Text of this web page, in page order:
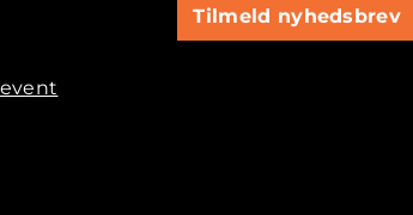
Tilmeld nyhedsbrev